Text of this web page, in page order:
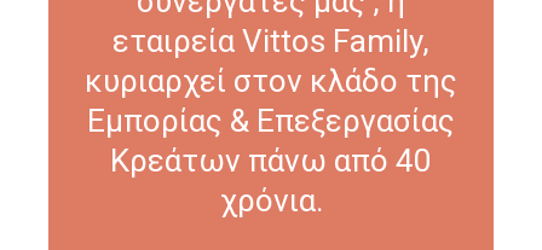
εταιρεία Vittos Family,
κυριαρχεί στον κλάδο της
Εμπορίας & Επεξεργασίας
Κρεάτων πάνω από 40
χρόνια.